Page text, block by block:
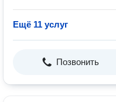
Ещё 11 услуг
Позвонить